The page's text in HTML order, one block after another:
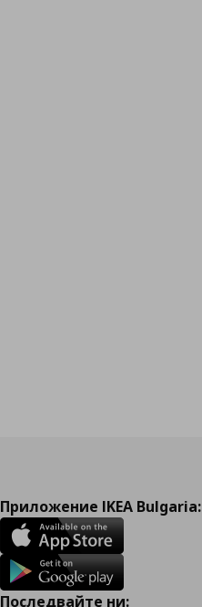
Приложение IKEA Bulgaria:
Последвайте ни: